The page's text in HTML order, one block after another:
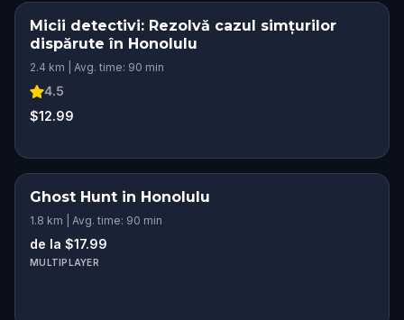
Micii detectivi: Rezolvă cazul simțurilor
dispărute în Honolulu
2.4 km | Avg. time: 90 min
4.5
$12.99
Ghost Hunt in Honolulu
1.8 km | Avg. time: 90 min
de la $17.99
MULTIPLAYER